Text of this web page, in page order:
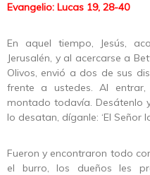
Evangelio: Lucas 19, 28-40
En aquel tiempo, Jesús,
Jerusalén, y al acercarse a
Olivos, envió a dos de sus
frente a ustedes. Al
montado todavía. Desátenlo
lo desatan, díganle: ‘El Señor
Fueron y encontraron todo
el burro, los dueños les